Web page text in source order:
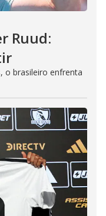
Ruud:
o brasileiro enfrenta